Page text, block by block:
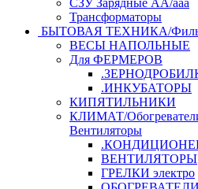
СЗУ Зарядные АА/ааа
Трансформаторы
БЫТОВАЯ ТЕХНИКА/
ВЕСЫ НАПОЛЬНЫЕ
Для ФЕРМЕРОВ
.ИНКУБАТОРЫ
КИПЯТИЛЬНИКИ
КЛИМАТ/
Вентиляторы
ВЕНТИЛЯТОРЫ
ГРЕЛКИ электро